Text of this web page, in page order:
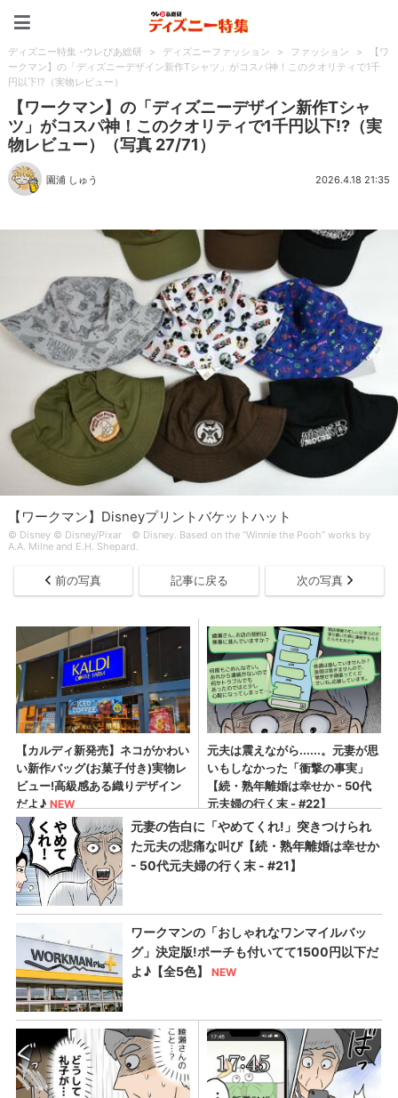
ディズニー特集 -ウレぴあ総研 > ディズニーファッション > ファッション >
【ワ
ークマン】の「ディズニーデザイン新作Tシャツ」がコスパ神！このクオリティで1千
円以下!?（実物レビュー）
【ワークマン】の「ディズニーデザイン新作Tシャ
ツ」がコスパ神！このクオリティで1千円以下!?（実
物レビュー）（写真 27/71）
園浦 しゅう 2026.4.18 21:35
【ワークマン】Disneyプリントバケットハット
© Disney © Disney/Pixar © Disney. Based on the “Winnie the Pooh” works by
A.A. Milne and E.H. Shepard.
前の写真 記事に戻る 次の写真